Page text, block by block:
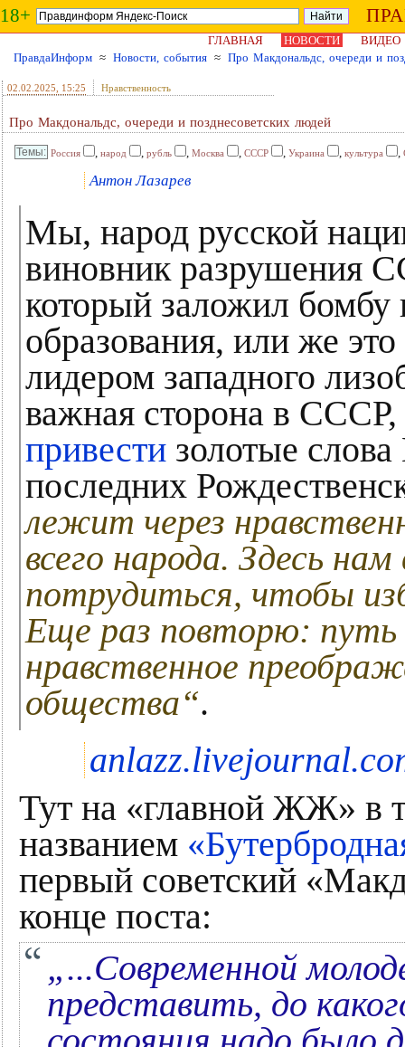
18+
ГЛАВНАЯ НОВОСТИ
ВИДЕО
ПравдаИнформ ≈ Новости, события ≈ Про Макдональдс, очереди и
02.02.2025 , 15:25 Нравственность
Про Макдональдс, очереди и позднесоветских людей
Россия , народ , рубль , Москва , СССР , Украина , культура ,
Антон Лазарев
Мы, народ русской
виновник разрушения
который заложил бомбу
образования, или же
лидером западного
важная сторона в
привести золотые
последних
лежит через
всего народа. Здесь
потрудиться, чтобы
Еще раз повторю: путь
нравственное
общества“.
Тут на «главной ЖЖ» в
названием
первый советский
конце поста:
„...Современной
представить, до